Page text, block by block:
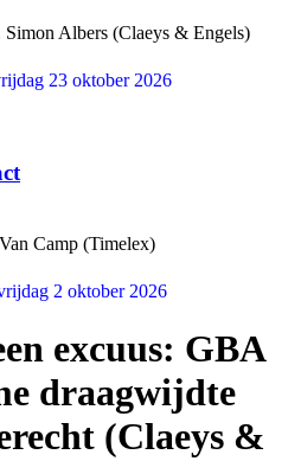
Simon Albers (Claeys & Engels)
23 oktober 2026
Camp (Timelex)
2 oktober 2026
excuus: GBA
draagwijdte
(Claeys &